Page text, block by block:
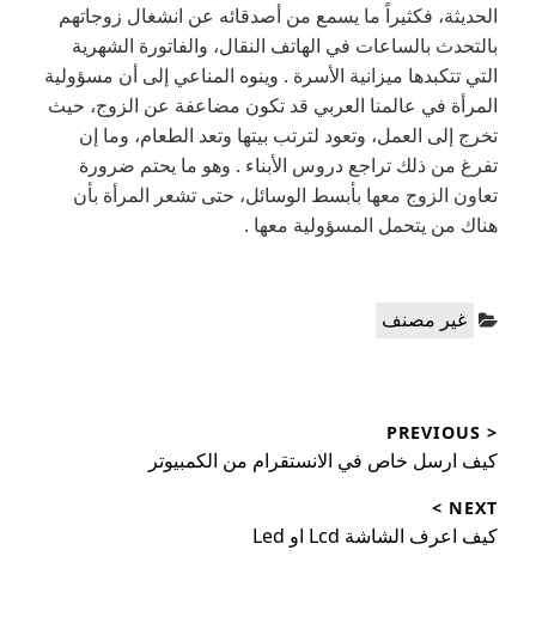
الحديثة، فكثيراً ما يسمع من أصدقائه عن انشغال زوجاتهم
بالتحدث بالساعات في الهاتف النقال، والفاتورة الشهرية
التي تتكبدها ميزانية الأسرة . وينوه المناعي إلى أن مسؤولية
المرأة في عالمنا العربي قد تكون مضاعفة عن الزوج، حيث
تخرج إلى العمل، وتعود لترتب بيتها وتعد الطعام، وما إن
تفرغ من ذلك تراجع دروس الأبناء . وهو ما يحتم ضرورة
تعاون الزوج معها بأبسط الوسائل، حتى تشعر المرأة بأن
هناك من يتحمل المسؤولية معها .
Categories:
غير مصنف
المقالات
< PREVIOUS
Previous
كيف ارسل خاص في الانستقرام من الكمبيوتر
NEXT >
Next
كيف اعرف الشاشة Lcd او Led